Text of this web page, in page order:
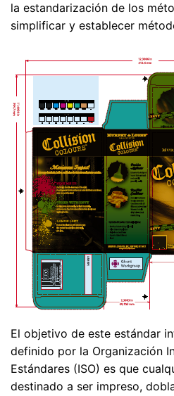
la estandarización de los
simplificar y establecer
El objetivo de este estándar
definido por la Organización
Estándares (ISO) es que
destinado a ser impreso,